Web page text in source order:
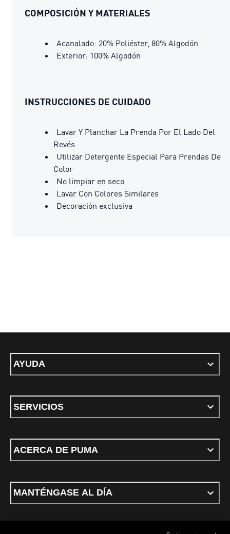
COMPOSICIÓN Y MATERIALES
Acanalado: 20% Poliéster, 80% Algodón
Exterior: 100% Algodón
INSTRUCCIONES DE CUIDADO
Lavar Y Planchar La Prenda Por El Lado Del
Revés
Utilizar Detergente Especial Para Prendas De
Color
No limpiar en seco
Lavar Con Colores Similares
Decoración exclusiva
AYUDA
SERVICIOS
ACERCA DE PUMA
MANTÉNGASE AL DÍA